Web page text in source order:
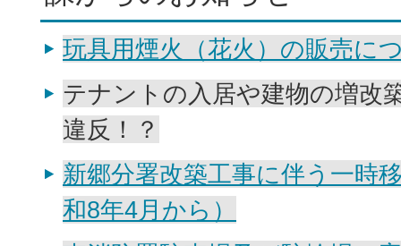
玩具用煙火（花火）の販売に
テナントの入居や建物の増改
違反！？
新郷分署改築工事に伴う一時
和8年4月から）